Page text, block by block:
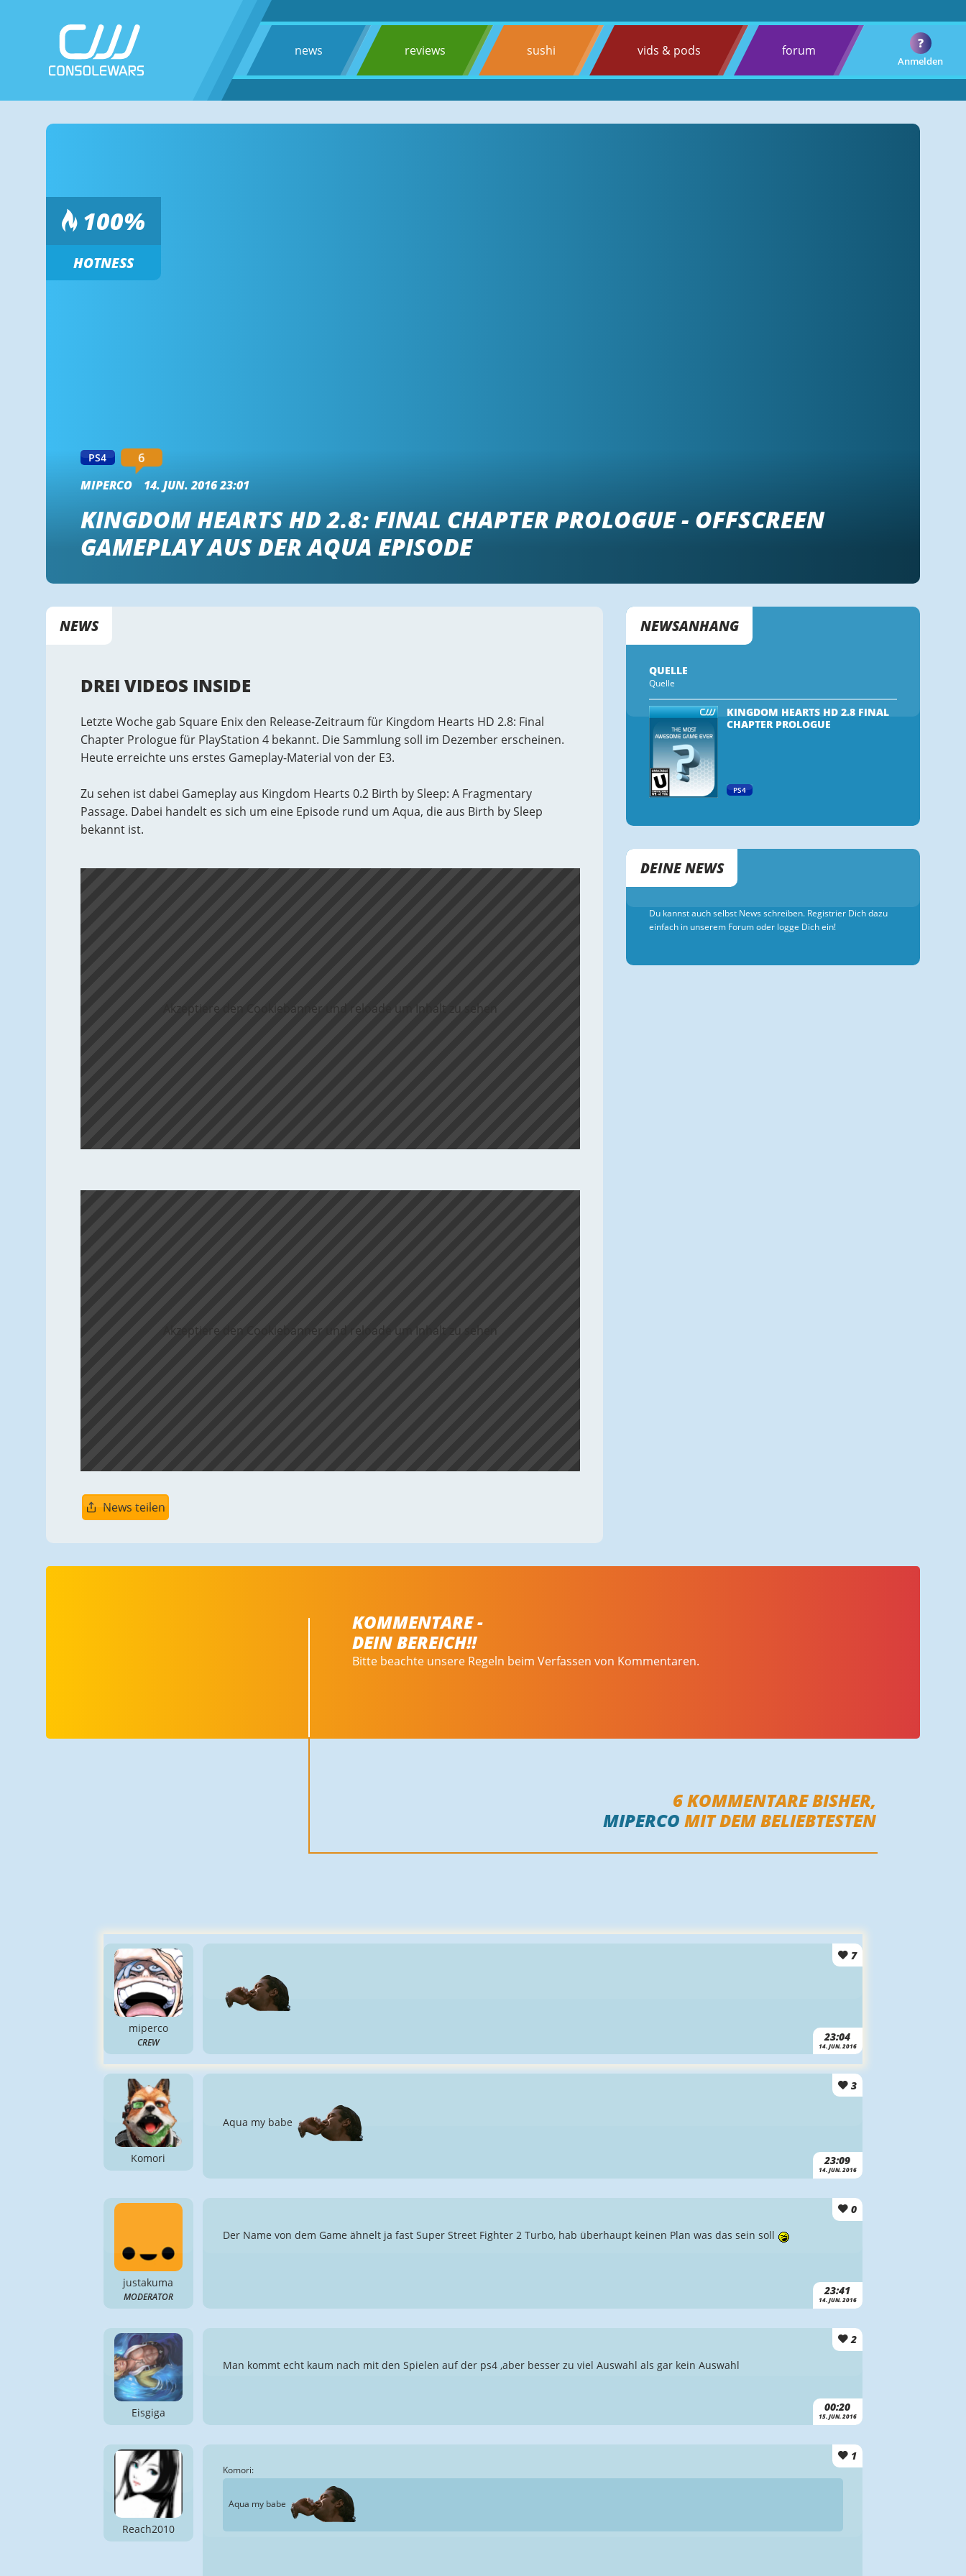
news reviews sushi vids & pods forum
Anmelden
?
100%
HOTNESS
PS4 6
MIPERCO 14. JUN. 2016 23:01
KINGDOM HEARTS HD 2.8: FINAL CHAPTER PROLOGUE - OFFSCREEN
GAMEPLAY AUS DER AQUA EPISODE
NEWS
DREI VIDEOS INSIDE
Letzte Woche gab Square Enix den Release-Zeitraum für Kingdom Hearts HD 2.8: Final
Chapter Prologue für PlayStation 4 bekannt. Die Sammlung soll im Dezember erscheinen.
Heute erreichte uns erstes Gameplay-Material von der E3.
Zu sehen ist dabei Gameplay aus Kingdom Hearts 0.2 Birth by Sleep: A Fragmentary
Passage. Dabei handelt es sich um eine Episode rund um Aqua, die aus Birth by Sleep
bekannt ist.
Akzeptiere den Cookiebanner und reloade um Inhalt zu sehen
Akzeptiere den Cookiebanner und reloade um Inhalt zu sehen
News teilen
NEWSANHANG
QUELLE
Quelle
KINGDOM HEARTS HD 2.8 FINAL
CHAPTER PROLOGUE
PS4
DEINE NEWS
Du kannst auch selbst News schreiben. Registrier Dich dazu
einfach in unserem Forum oder logge Dich ein!
KOMMENTARE -
DEIN BEREICH!!
Bitte beachte unsere Regeln beim Verfassen von Kommentaren.
6KOMMENTARE BISHER,
MIPERCO MIT DEM BELIEBTESTEN
miperco
CREW
7
23:04
14. JUN. 2016
Komori
3
23:09
14. JUN. 2016
Aqua my babe
justakuma
MODERATOR
0
23:41
14. JUN. 2016
Der Name von dem Game ähnelt ja fast Super Street Fighter 2 Turbo, hab überhaupt keinen Plan was das sein soll
Eisgiga
2
00:20
15. JUN. 2016
Man kommt echt kaum nach mit den Spielen auf der ps4 ,aber besser zu viel Auswahl als gar kein Auswahl
Reach2010
1
Komori:
Aqua my babe